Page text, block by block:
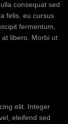
consequat sed
felis, eu cursus
fermentum,
libero. Morbi ut
elit. Integer
eleifend sed